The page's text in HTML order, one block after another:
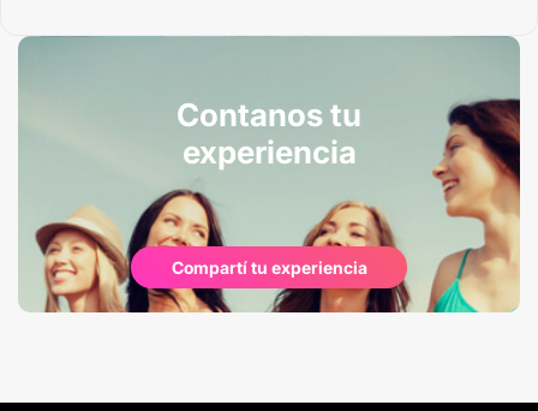
Contanos tu
experiencia
Compartí tu experiencia